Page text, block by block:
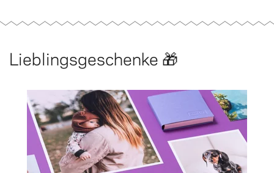
Lieblingsgeschenke 🎁